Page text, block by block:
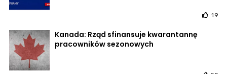
19
Kanada: Rząd sfinansuje kwarantannę
pracowników sezonowych